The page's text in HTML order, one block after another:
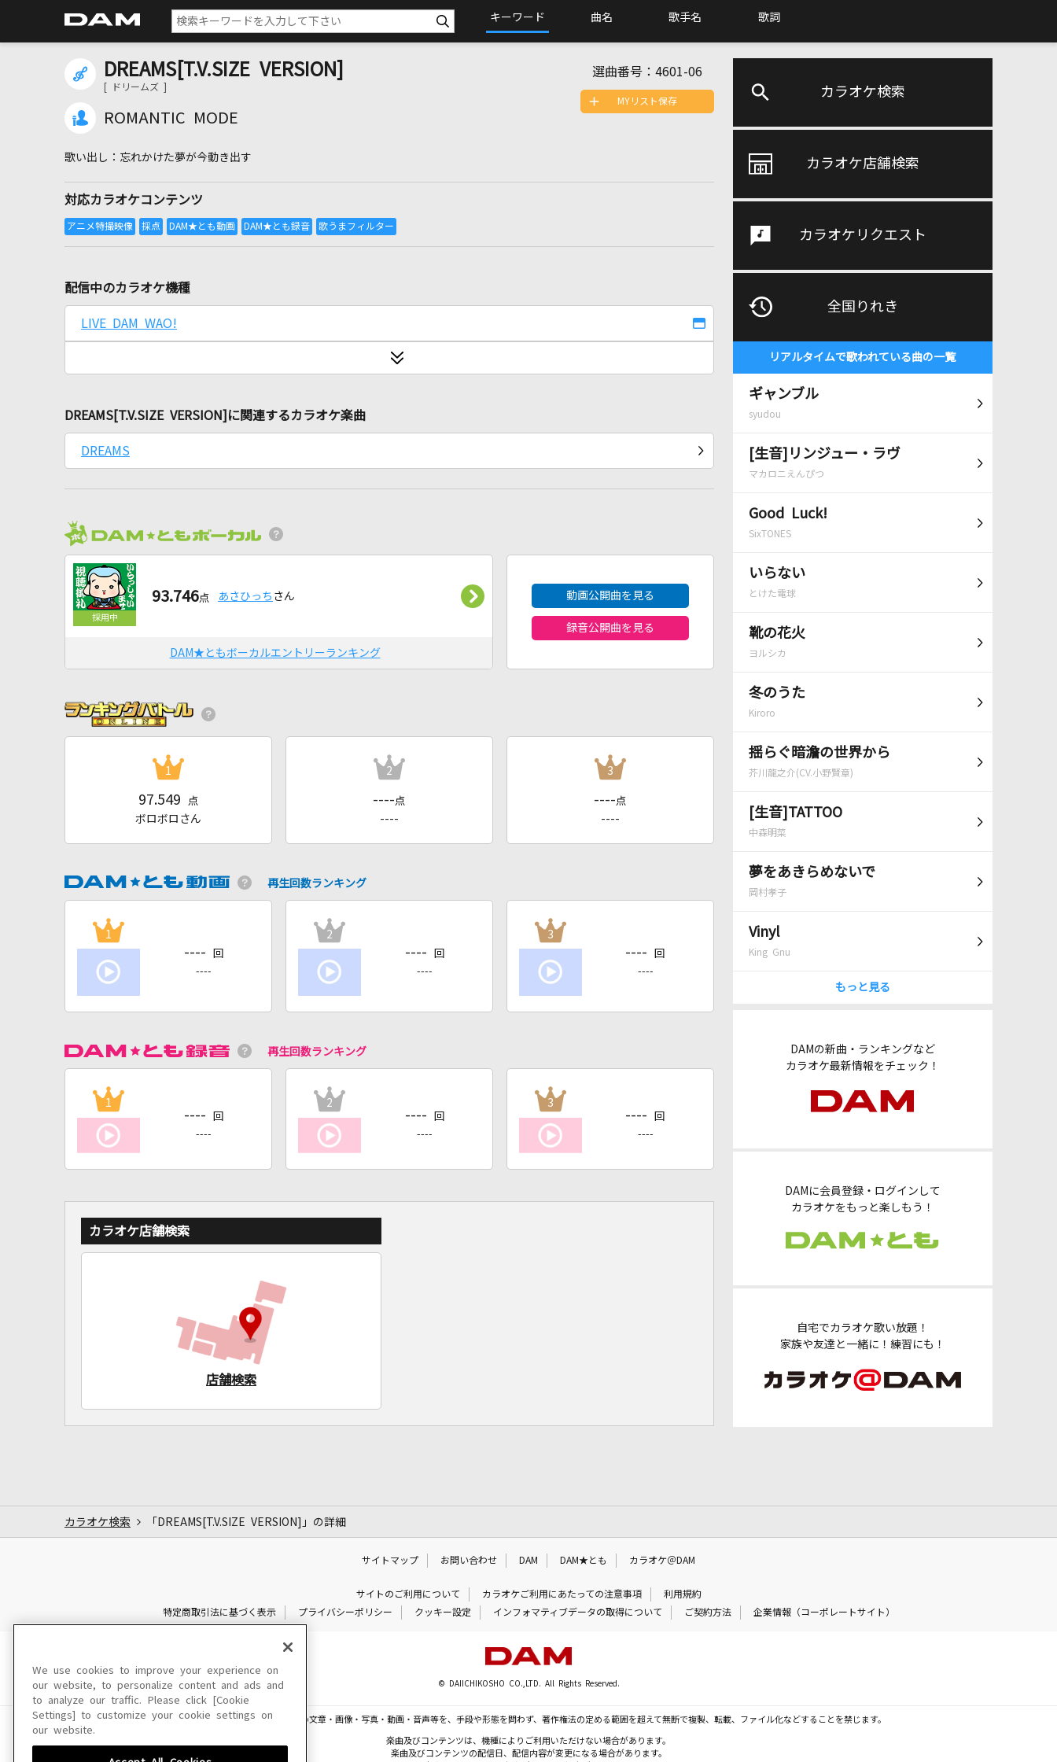
キーワード 曲名 歌手名 歌詞
カラオケ検索
カラオケ店舗検索
カラオケリクエスト
全国りれき
リアルタイムで歌われている曲の一覧
ギャンブル
syudou
[生音]リンジュー・ラヴ
マカロニえんぴつ
Good Luck!
SixTONES
いらない
とけた電球
靴の花火
ヨルシカ
冬のうた
Kiroro
揺らぐ暗澹の世界から
芥川龍之介(CV.小野賢章)
[生音]TATTOO
中森明菜
夢をあきらめないで
岡村孝子
Vinyl
King Gnu
もっと見る
DAMの新曲・ランキングなど
カラオケ最新情報をチェック！
DAMに会員登録・ログインして
カラオケをもっと楽しもう！
自宅でカラオケ歌い放題！
家族や友達と一緒に！練習にも！
DREAMS[T.V.SIZE VERSION]
[ ドリームズ ]
ROMANTIC MODE
選曲番号： 4601-06
忘れかけた夢が今動き出す
対応カラオケコンテンツ
MYリスト保存
配信中のカラオケ機種
LIVE DAM WAO!
DREAMS[T.V.SIZE VERSION]に関連するカラオケ楽曲
DREAMS
93.746点 あさひっち さん
DAM★ともボーカルエントリーランキング
動画公開曲を見る
録音公開曲を見る
1
97.549
点
ボロボロさん
2
---- 点
----
3
---- 点
----
再生回数ランキング
1
---- 回
----
2
---- 回
----
3
---- 回
----
再生回数ランキング
1
---- 回
----
2
---- 回
----
3
---- 回
----
カラオケ店舗検索
店舗検索
カラオケ検索 「DREAMS[T.V.SIZE VERSION]」の詳細
サイトマップ お問い合わせ DAM DAM★とも カラオケ＠DAM
サイトのご利用について カラオケご利用にあたっての注意事項
利用規約
特定商取引法に基づく表示
プライバシーポリシー クッキー設定 インフォマティブデータの取得について ご契約方法 企業情報（コーポレートサイト）
© DAIICHIKOSHO CO.,LTD. All Rights Reserved.
このサイトに掲載されている一切の文章・画像・写真・動画・音声等を、手段や形態を問わず、著作権法の定める範囲を超えて無断で複製、転載、ファイル化などすることを禁じます。
楽曲及びコンテンツは、機種によりご利用いただけない場合があります。
楽曲及びコンテンツの配信日、配信内容が変更になる場合があります。
We use cookies to improve your experience on
our website, to personalize content and ads and
to analyze our traffic. Please click [Cookie
Settings] to customize your cookie settings on
our website.